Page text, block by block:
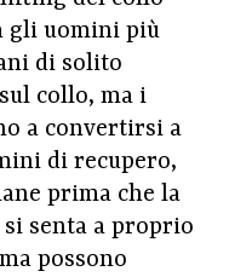
gli uomini più
di solito
collo, ma i
a convertirsi a
di recupero,
prima che la
senta a proprio
possono